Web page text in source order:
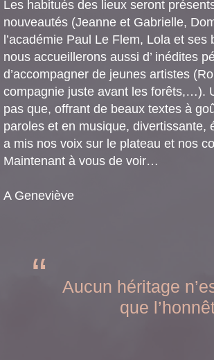
Les habitués des lieux seront
nouveautés (Jeanne et Gabrielle,
l’académie Paul Le Flem, Lola et
nous accueillerons aussi d’ inédites
d’accompagner de jeunes artistes
compagnie juste avant les forêts,…).
pas que, offrant de beaux textes à
paroles et en musique, divertissante,
a mis nos voix sur le plateau et nos
Maintenant à vous de voir…
A Geneviève
Aucun héritage
que